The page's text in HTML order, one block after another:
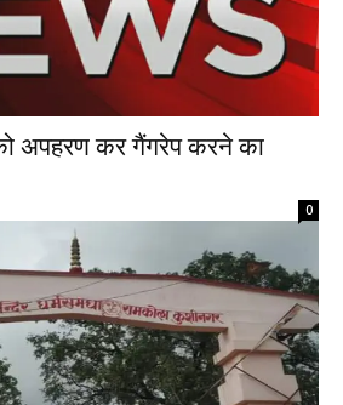
अपहरण कर गैंगरेप करने का
0